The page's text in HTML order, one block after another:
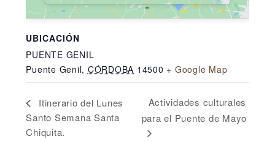
UBICACIÓN
PUENTE GENIL
Puente Genil, CÓRDOBA 14500 + Google Map
Itinerario del Lunes
Santo Semana Santa
Chiquita.
Actividades culturales
para el Puente de Mayo